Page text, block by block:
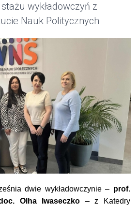
wykładowczyń z
Nauk Politycznych
dwie wykładowczynie – prof.
Olha Iwaseczko – z Katedry